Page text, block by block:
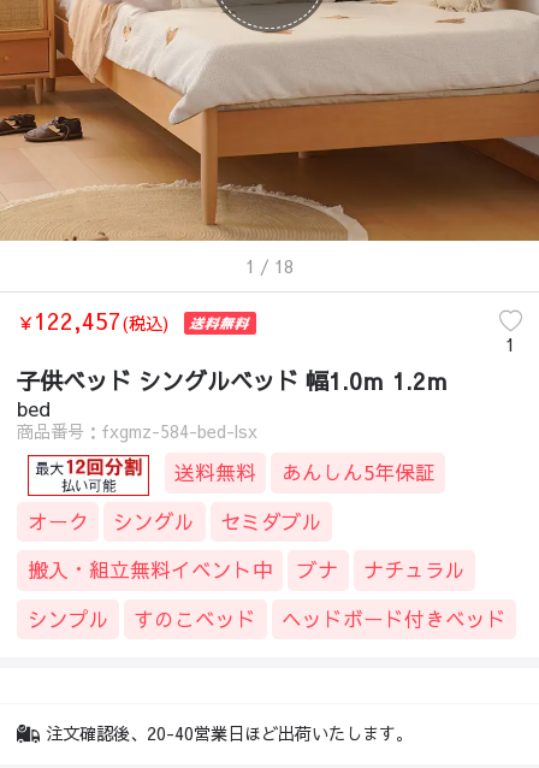
1 / 18
￥122,457(税込)
1
子供ベッド シングルベッド 幅1.0ｍ 1.2ｍ
bed
商品番号：fxgmz-584-bed-lsx
送料無料
あんしん5年保証
オーク
シングル
セミダブル
搬入・組立無料イベント中
ブナ
ナチュラル
シンプル
すのこベッド ヘッドボード付きベッド
注文確認後、20-40営業日ほど出荷いたします。